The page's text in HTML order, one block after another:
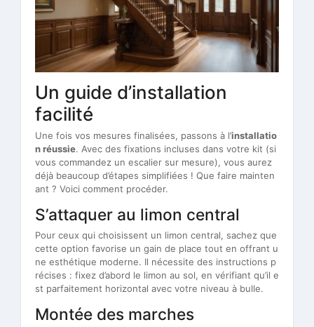
Un guide d’installation
facilité
Une fois vos mesures finalisées, passons à l’installatio
n réussie. Avec des fixations incluses dans votre kit (si
vous commandez un escalier sur mesure), vous aurez
déjà beaucoup d’étapes simplifiées ! Que faire mainten
ant ? Voici comment procéder.
S’attaquer au limon central
Pour ceux qui choisissent un limon central, sachez que
cette option favorise un gain de place tout en offrant u
ne esthétique moderne. Il nécessite des instructions p
récises : fixez d’abord le limon au sol, en vérifiant qu’il e
st parfaitement horizontal avec votre niveau à bulle.
Montée des marches